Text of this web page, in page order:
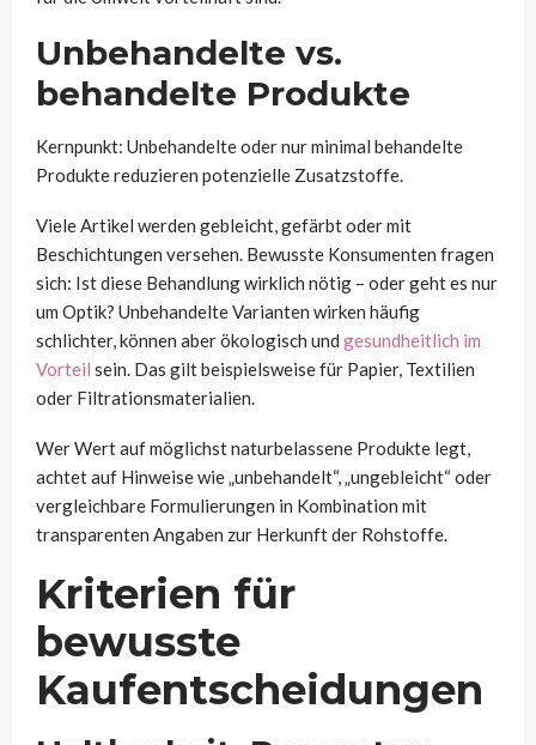
Unbehandelte vs.
behandelte Produkte
Kernpunkt: Unbehandelte oder nur minimal behandelte
Produkte reduzieren potenzielle Zusatzstoffe.
Viele Artikel werden gebleicht, gefärbt oder mit
Beschichtungen versehen. Bewusste Konsumenten fragen
sich: Ist diese Behandlung wirklich nötig – oder geht es nur
um Optik? Unbehandelte Varianten wirken häufig
schlichter, können aber ökologisch und gesundheitlich im
Vorteil sein. Das gilt beispielsweise für Papier, Textilien
oder Filtrationsmaterialien.
Wer Wert auf möglichst naturbelassene Produkte legt,
achtet auf Hinweise wie „unbehandelt“, „ungebleicht“ oder
vergleichbare Formulierungen in Kombination mit
transparenten Angaben zur Herkunft der Rohstoffe.
Kriterien für
bewusste
Kaufentscheidungen